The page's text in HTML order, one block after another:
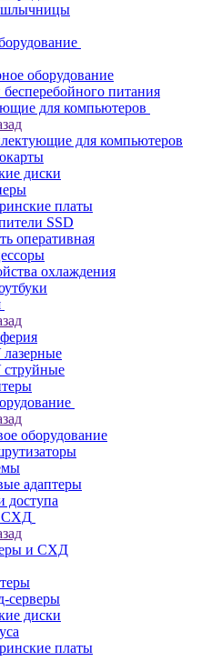
оборудование
питания
для компьютеров
для компьютеров
диски
платы
SSD
оперативная
охлаждения
оборудование
адаптеры
доступа
СХД
и СХД
серверы
диски
платы